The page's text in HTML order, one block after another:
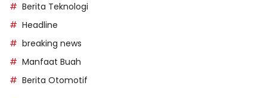
Berita Teknologi
Headline
breaking news
Manfaat Buah
Berita Otomotif